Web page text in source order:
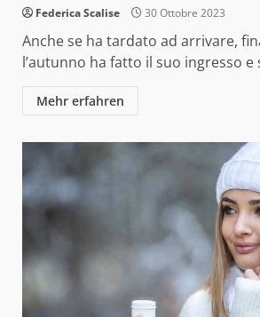
Federica Scalise 30 Ottobre 2023
Anche se ha tardato ad arrivare,
l’autunno ha fatto il suo ingresso
Mehr erfahren